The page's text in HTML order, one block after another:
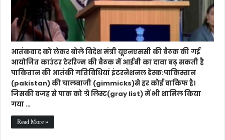
बोले
विदेश
मंत्री,
कहा
बढ़
सकती
है
आतंकवाद को लेकर बोले विदेश मंत्री यूएनएससी की बैठक की गई
आयोजित काउंटर टेररिज्म की बैठक में आईबी का दावा बढ़ सकती है
पाकितान की आतंकी गतिविधियां इंटरनेशनल डेस्क:पाकिस्तान
(pakistan) की चालबाजी (gimmicks)से हर कोई वाकिफ है।
जिसकी वजह से पाक को ग्रे लिस्ट(gray list) में भी शामिल किया
गया …
Read More »